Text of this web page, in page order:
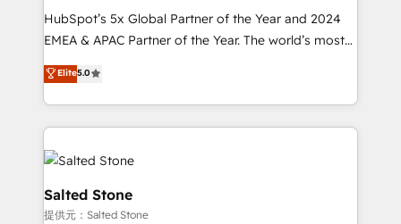
HubSpot’s 5x Global Partner of the Year and 2024
EMEA & APAC Partner of the Year. The world’s most
experienced and fully accredited HubSpot Solutions
Partner. 🚀 With 2,750+ HubSpot projects delivered
and 370+ specialists across EMEA, APAC and NAM,
we de-risk complex CRM programmes and
accelerate ROI across every HubSpot Hub. 🧭 From
multi-region migrations to AI-powered automation,
we turn complexity into clarity, human at global
scale. 🏆 HubSpot’s CEO called us “the partner of the
Elite5.0
Salted Stone
提供元：Salted Stone